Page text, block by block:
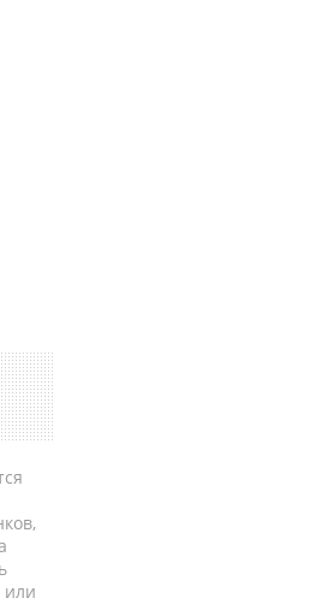
или